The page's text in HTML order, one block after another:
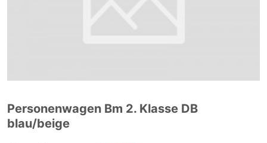
Personenwagen Bm 2. Klasse DB
blau/beige